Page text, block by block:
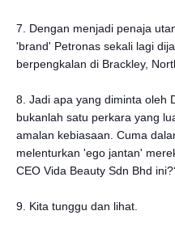
7. Dengan menjadi penaja
'brand' Petronas sekali lagi
berpengkalan di Brackley,
8. Jadi apa yang diminta oleh
bukanlah satu perkara yang
amalan kebiasaan. Cuma
melenturkan 'ego jantan'
CEO Vida Beauty Sdn Bhd
9. Kita tunggu dan lihat.